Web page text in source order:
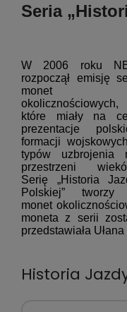
Seria
W 2006 roku
rozpoczął emisję
monet
okolicznościowych,
które miały na
prezentacje
formacji
typów uzbrojenia
przestrzeni
Serię „Historia
Polskiej” tworzy
monet
moneta z serii
przedstawiała
Historia